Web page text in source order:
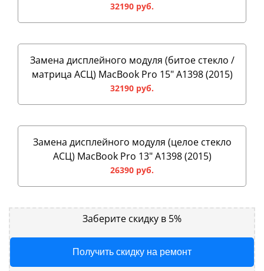
32190 руб.
Замена дисплейного модуля (битое стекло /
матрица АСЦ) MacBook Pro 15" A1398 (2015)
32190 руб.
Замена дисплейного модуля (целое стекло
АСЦ) MacBook Pro 13" A1398 (2015)
26390 руб.
Заберите скидку в 5%
Получить скидку на ремонт